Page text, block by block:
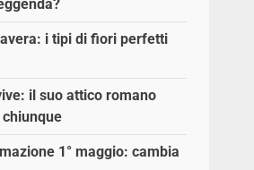
i tipi di fiori perfetti
il suo attico romano
1° maggio: cambia